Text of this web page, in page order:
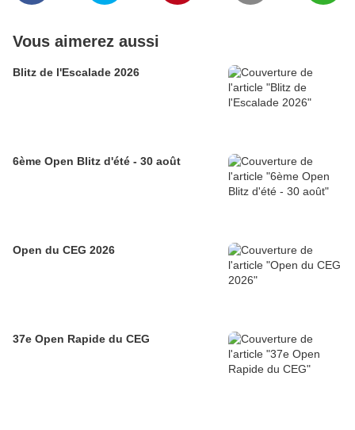
Vous aimerez aussi
Blitz de l'Escalade 2026
6ème Open Blitz d'été - 30 août
Open du CEG 2026
37e Open Rapide du CEG